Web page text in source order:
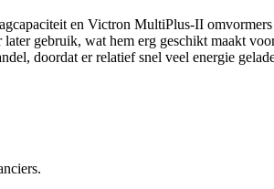
en Victron MultiPlus-II
gebruik, wat hem erg geschikt maakt
doordat er relatief snel veel energie